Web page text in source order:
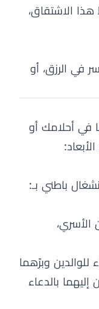
الاشتقاق،
في الرزق، أو
في أحلامك أو
باطني بـ:
الأسري،
وبرّهما
إليهما بالدعاء